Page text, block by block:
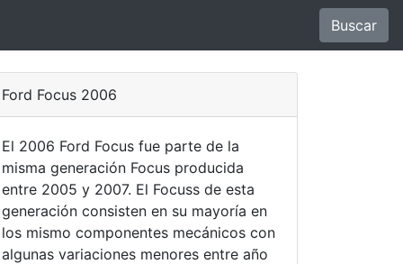
Buscar
Ford Focus 2006
El 2006 Ford Focus fue parte de la
misma generación Focus producida
entre 2005 y 2007. El Focuss de esta
generación consisten en su mayoría en
los mismo componentes mecánicos con
algunas variaciones menores entre año